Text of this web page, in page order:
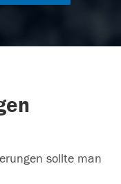
sollte man